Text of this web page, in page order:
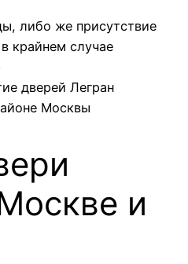
либо же присутствие
крайнем случае
и